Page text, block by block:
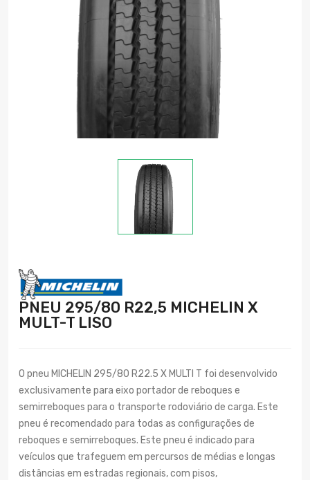
PNEU 295/80 R22,5 MICHELIN X
MULT-T LISO
O pneu MICHELIN 295/80 R22.5 X MULTI T foi desenvolvido
exclusivamente para eixo portador de reboques e
semirreboques para o transporte rodoviário de carga. Este
pneu é recomendado para todas as configurações de
reboques e semirreboques. Este pneu é indicado para
veículos que trafeguem em percursos de médias e longas
distâncias em estradas regionais, com pisos,